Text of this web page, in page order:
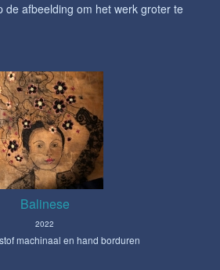
de afbeelding om het werk groter te
Balinese
2022
machinaal en hand borduren